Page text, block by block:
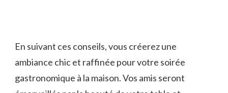
En suivant ces conseils, vous ‌créerez une
ambiance​ chic et raffinée pour votre soirée
‍gastronomique à la maison.⁤ Vos amis seront